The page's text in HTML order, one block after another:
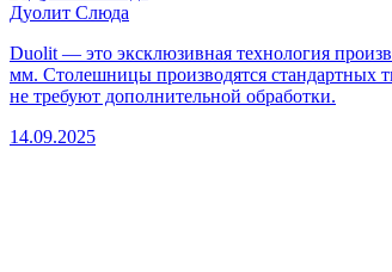
Дуолит Слюда
Duolit — это эксклюзивная технология
мм. Столешницы производятся стандартных
не требуют дополнительной обработки.
14.09.2025